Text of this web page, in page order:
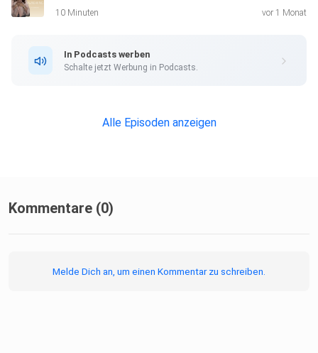
10 Minuten vor 1 Monat
In Podcasts werben
Schalte jetzt Werbung in Podcasts.
Alle Episoden anzeigen
Kommentare (0)
Melde Dich an, um einen Kommentar zu schreiben.